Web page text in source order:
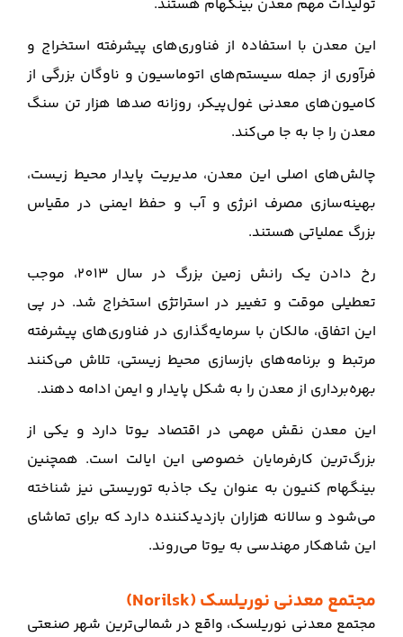
تولیدات مهم معدن بینگهام هستند.
این معدن با استفاده از فناوری‌های پیشرفته استخراج و
فرآوری از جمله سیستم‌های اتوماسیون و ناوگان بزرگی از
کامیون‌های معدنی غول‌پیکر، روزانه صدها هزار تن سنگ
معدن را جا به جا می‌کند.
چالش‌های اصلی این معدن، مدیریت پایدار محیط زیست،
بهینه‌سازی مصرف انرژی و آب و حفظ ایمنی در مقیاس
بزرگ عملیاتی هستند.
رخ دادن یک رانش زمین بزرگ در سال 2013، موجب
تعطیلی موقت و تغییر در استراتژی استخراج شد. در پی
این اتفاق، مالکان با سرمایه‌گذاری در فناوری‌های پیشرفته
مرتبط و برنامه‌های بازسازی محیط زیستی، تلاش می‌کنند
بهره‌برداری از معدن را به شکل پایدار و ایمن ادامه دهند.
این معدن نقش مهمی در اقتصاد یوتا دارد و یکی از
بزرگ‌ترین کارفرمایان خصوصی این ایالت است. همچنین
بینگهام کنیون به عنوان یک جاذبه توریستی نیز شناخته
می‌شود و سالانه هزاران بازدیدکننده دارد که برای تماشای
این شاهکار مهندسی به یوتا می‌روند.
مجتمع معدنی نوریلسک (Norilsk)
مجتمع معدنی نوریلسک، واقع در شمالی‌ترین شهر صنعتی